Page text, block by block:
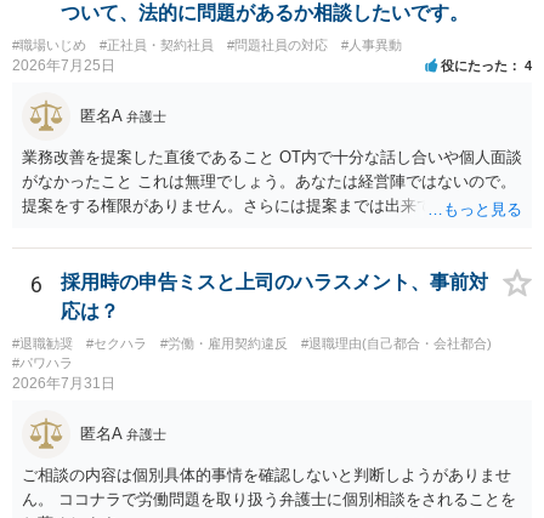
ついて、法的に問題があるか相談したいです。
#職場いじめ #正社員・契約社員 #問題社員の対応 #人事異動
2026年7月25日 役にたった 4
匿名A 弁護士
業務改善を提案した直後であること OT内で十分な話し合いや個人面談
がなかったこと これは無理でしょう。あなたは経営陣ではないので。
提案をする権限がありません。さらには提案までは出来ても、会社が
況を報告する義務もありません。 権限がないことをして、相手が応じ
ないのは当然で、それで適応障害になっても、そもそも相手は適法で
すので、対応は難しいでしょう。
6
採用時の申告ミスと上司のハラスメント、事前対
応は？
#退職勧奨 #セクハラ #労働・雇用契約違反
#退職理由(自己都合・会社都合)
#パワハラ
2026年7月31日
匿名A 弁護士
ご相談の内容は個別具体的事情を確認しないと判断しようがありませ
ん。 ココナラで労働問題を取り扱う弁護士に個別相談をされることを